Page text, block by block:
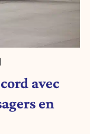
avec
en